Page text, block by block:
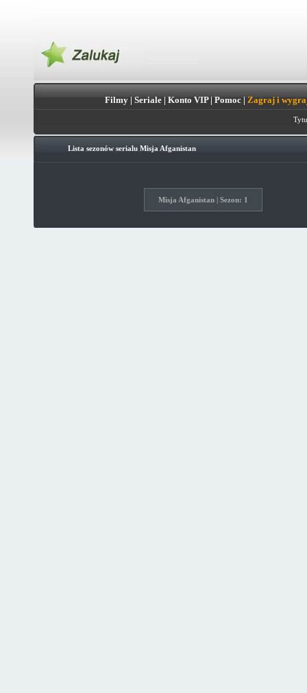
Filmy| Seriale| Konto VIP| Pomoc| Zagraj i
Lista sezonów serialu Misja Afganistan
Misja Afganistan | Sezon: 1